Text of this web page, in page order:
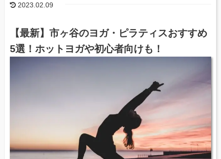
2023.02.09
【最新】市ヶ谷のヨガ・ピラティスおすすめ
5選！ホットヨガや初心者向けも！